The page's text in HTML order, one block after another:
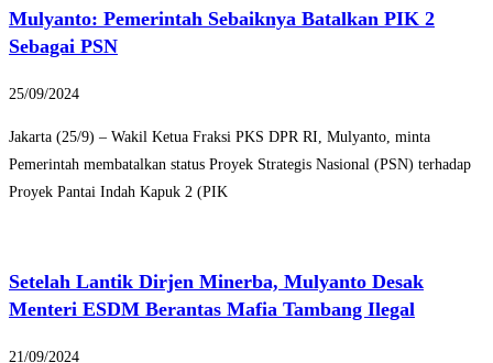
Mulyanto: Pemerintah Sebaiknya Batalkan PIK 2
Sebagai PSN
25/09/2024
Jakarta (25/9) – Wakil Ketua Fraksi PKS DPR RI, Mulyanto, minta
Pemerintah membatalkan status Proyek Strategis Nasional (PSN) terhadap
Proyek Pantai Indah Kapuk 2 (PIK
Setelah Lantik Dirjen Minerba, Mulyanto Desak
Menteri ESDM Berantas Mafia Tambang Ilegal
21/09/2024